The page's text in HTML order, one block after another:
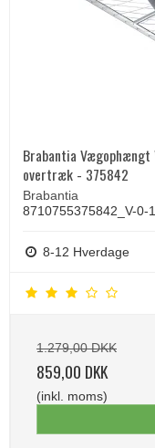
Brabantia
overtræk - 375842
Brabantia
8710755375842_V-0-1
8-12 Hverdage
1.279,00 DKK
859,00 DKK
(inkl. moms)